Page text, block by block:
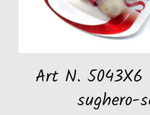
Art N. 5043X6
sughero-